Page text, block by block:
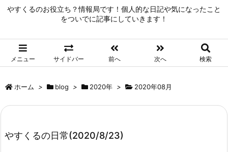
やすくるのお役立ち？情報局です！個人的な日記や気になったこと
をついでに記事にしていきます！
メニュー サイドバー 前へ 次へ 検索
ホーム > blog > 2020年 > 2020年08月
やすくるの日常(2020/8/23)